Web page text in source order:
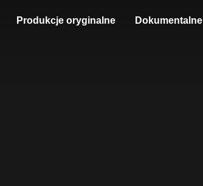
Produkcje oryginalne Dokumentalne